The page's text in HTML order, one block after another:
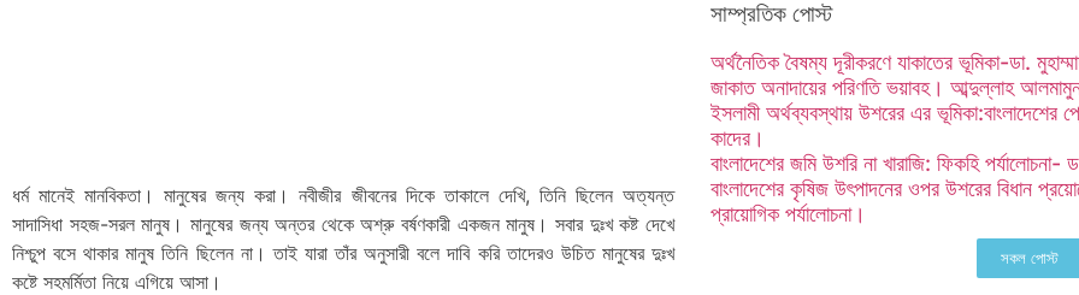
ধর্ম মানেই মানবিকতা। মানুষের জন্য করা। নবীজীর জীবনের দিকে তাকালে দেখি, তিনি ছিলেন অত্যন্ত
সাদাসিধা সহজ-সরল মানুষ। মানুষের জন্য অন্তর থেকে অশ্রু বর্ষণকারী একজন মানুষ। সবার দুঃখ কষ্ট দেখে
নিশ্চুপ বসে থাকার মানুষ তিনি ছিলেন না। তাই যারা তাঁর অনুসারী বলে দাবি করি তাদেরও উচিত মানুষের দুঃখ
কষ্টে সহমর্মিতা নিয়ে এগিয়ে আসা।
সাম্প্রতিক পোস্ট
অর্থনৈতিক বৈষম্য দূরীকরণে যাকাতের ভূমিকা-ডা.
জাকাত অনাদায়ের পরিণতি ভয়াবহ। আব্দুল্লাহ
ইসলামী অর্থব্যবস্থায় উশরের এর
কাদের।
বাংলাদেশের জমি উশরি না খারাজি: ফিকহি
বাংলাদেশের কৃষিজ উৎপাদনের ওপর উশরের বিধান
প্রায়োগিক পর্যালোচনা।
সকল পোস্ট